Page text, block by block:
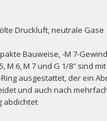
Druckluft, neutrale Gase
Bauweise, -M 7-
M 6, M 7 und G 1/8″ sind
ausgestattet, der ein
und auch nach
abdichtet